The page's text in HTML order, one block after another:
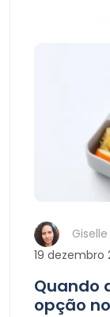
19 dezembro
Quando
opção